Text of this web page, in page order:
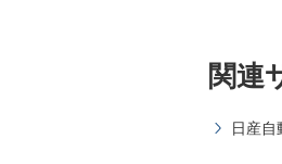
関連
日産自